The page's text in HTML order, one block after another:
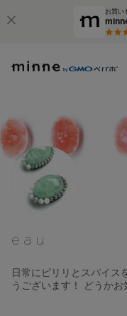
お買い
eau
日常にピリリとスパイス
うございます！ どうか